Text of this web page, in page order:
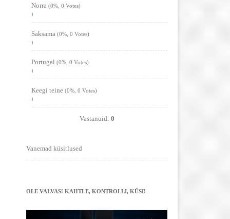
Norra (0%, 0 Votes)
Saksama (0%, 0 Votes)
Portugal (0%, 0 Votes)
Keegi teine (0%, 0 Votes)
Vastanuid: 0
Vanemad küsitlused
OLE VALVAS! KAHTLE, KONTROLLI, KÜSI!